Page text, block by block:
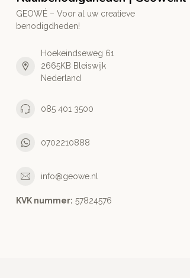
GEOWÉ – Voor al uw creatieve
benodigdheden!
Hoekeindseweg 61
2665KB Bleiswijk
Nederland
085 401 3500
0702210888
info@geowe.nl
KVK nummer: ‭57824576‬